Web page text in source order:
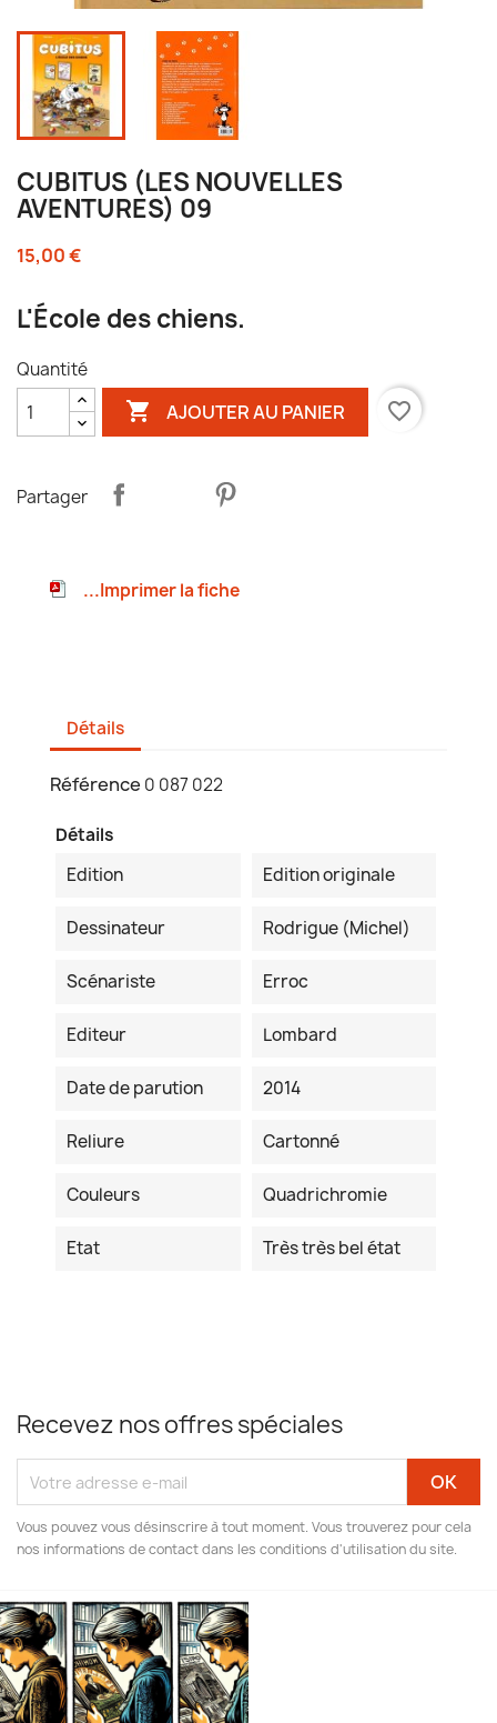
CUBITUS (LES NOUVELLES
AVENTURES) 09
15,00 €
L'École des chiens.
Quantité
 AJOUTER AU PANIER favorite_border
Partager
...Imprimer la fiche
Détails
Référence 0 087 022
Détails
Edition
Edition originale
Dessinateur Rodrigue (Michel)
Scénariste Erroc
Editeur Lombard
Date de parution 2014
Reliure Cartonné
Couleurs Quadrichromie
Etat Très très bel état
Recevez nos offres spéciales
Vous pouvez vous désinscrire à tout moment. Vous trouverez pour cela
nos informations de contact dans les conditions d'utilisation du site.